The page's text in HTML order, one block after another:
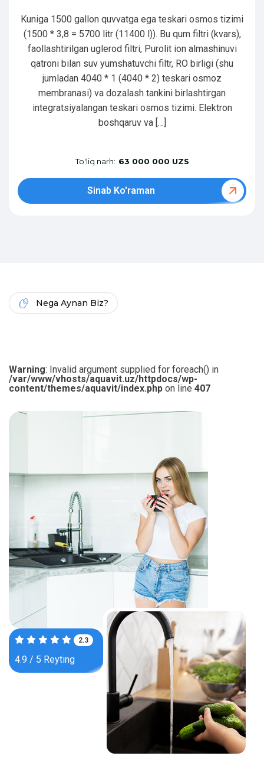
Kuniga 1500 gallon quvvatga ega teskari osmos tizimi
(1500 * 3,8 = 5700 litr (11400 l)). Bu qum filtri (kvars),
faollashtirilgan uglerod filtri, Purolit ion almashinuvi
qatroni bilan suv yumshatuvchi filtr, RO birligi (shu
jumladan 4040 * 1 (4040 * 2) teskari osmoz
membranasi) va dozalash tankini birlashtirgan
integratsiyalangan teskari osmos tizimi. Elektron
boshqaruv va […]
To'liq narh: 63 000 000 UZS
Sinab Ko'raman
Nega Aynan Biz?
Warning: Invalid argument supplied for foreach() in
/var/www/vhosts/aquavit.uz/httpdocs/wp-
content/themes/aquavit/index.php on line 407
3.6
4.9 / 5 Reyting